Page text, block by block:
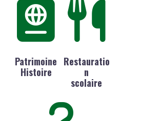
Patrimoine
Histoire
Restauratio
n
scolaire